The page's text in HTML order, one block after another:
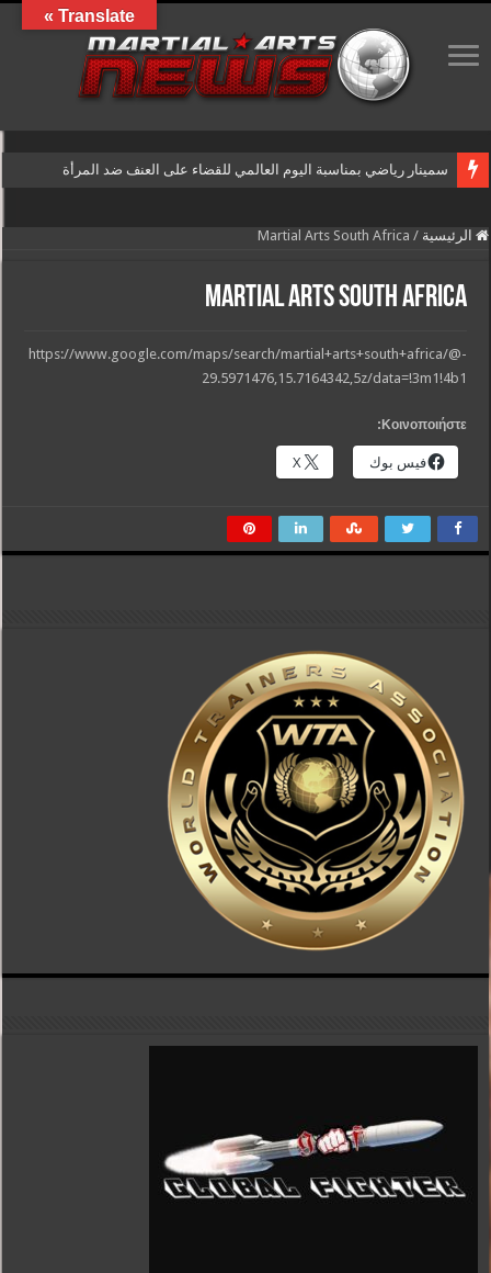
سمينار رياضي بمناسبة اليوم العالمي للقضاء على العنف ضد المرأة
الرئيسية /
Martial Arts South Africa
Martial Arts South Africa
https://www.google.com/maps/search/martial+arts+south+africa/@-
29.5971476,15.7164342,5z/data=!3m1!4b1
Κοινοποιήστε:
فيس بوك X
Translate »